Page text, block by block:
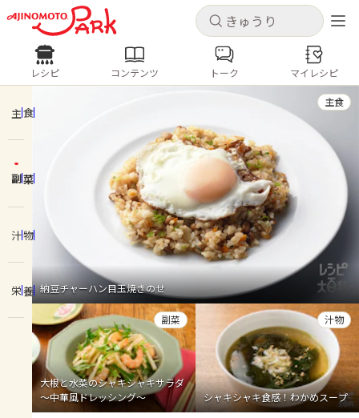
キャンセル
ログインするとレシピを保存できます
ホーム
コンテンツ
レシピ
トーク
よくあるお問い合わせ
お買い物
キャンセル
レシピ コンテンツ
人気の食材・レシピ
きゅうり なす トマト
とうもろこし
みょうが ゴーヤ
レシピ コンテンツ トーク マイレシピ
主食
副菜
汁物
栄養 納豆チャーハン目玉焼きのせ
主食
大根と水菜のシャキシャキサラダ
～中華風ドレッシング～
副菜
シャキシャキ食感！わかめスープ
汁物